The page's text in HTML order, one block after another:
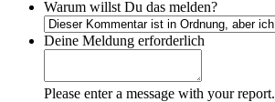
Warum willst Du das melden?
Deine Meldung erforderlich
Please enter a message with your report.